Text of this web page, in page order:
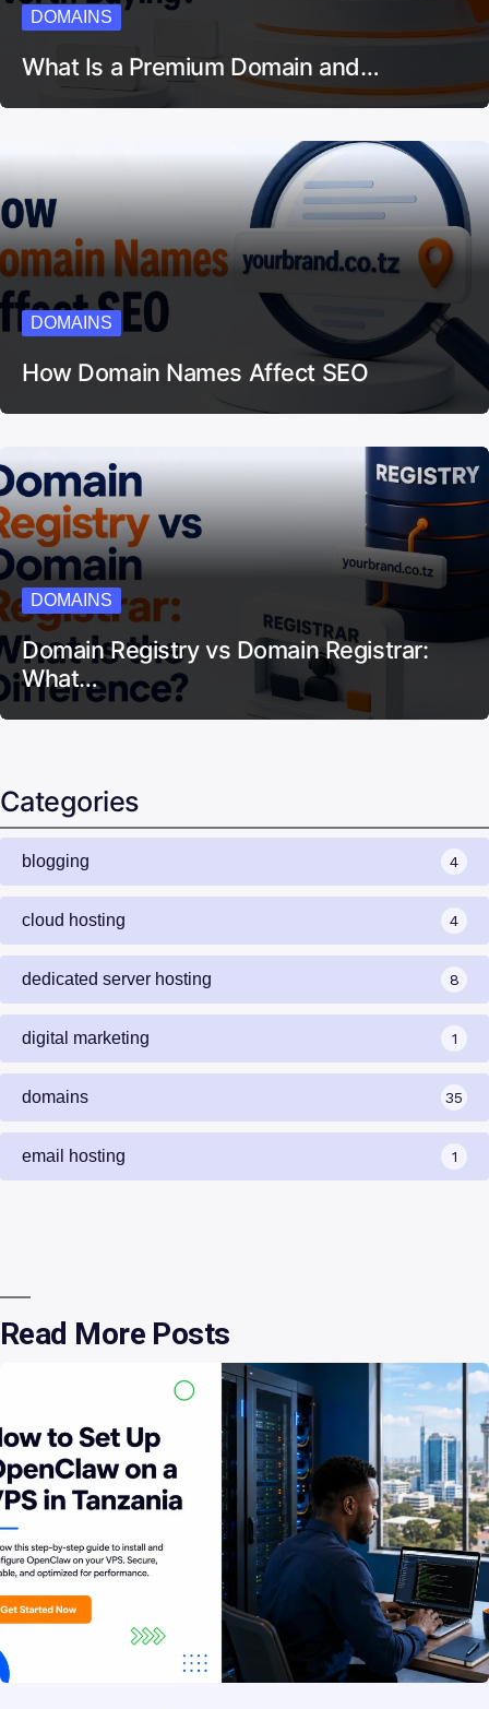
DOMAINS
What Is a Premium Domain and…
DOMAINS
How Domain Names Affect SEO
DOMAINS
Domain Registry vs Domain Registrar:
What…
Categories
blogging 4
cloud hosting 4
dedicated server hosting 8
digital marketing 1
domains 35
email hosting 1
Read More Posts